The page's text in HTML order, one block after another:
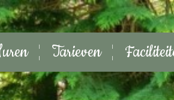
Tarieven